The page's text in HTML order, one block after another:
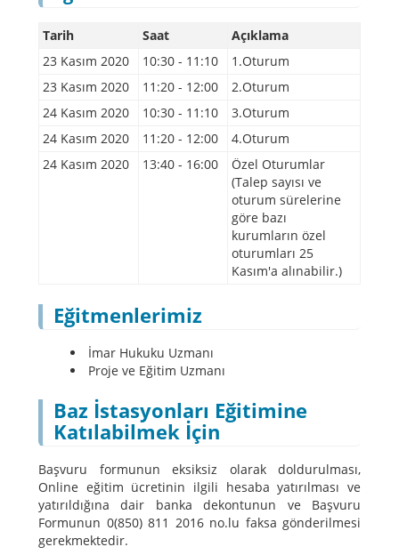
Tarih Saat
Açıklama
23 Kasım 2020
10:30 - 11:10
1.Oturum
23 Kasım 2020
11:20 - 12:00
2.Oturum
24 Kasım 2020
10:30 - 11:10
3.Oturum
24 Kasım 2020
11:20 - 12:00
4.Oturum
24 Kasım 2020
13:40 - 16:00
Özel Oturumlar
(Talep sayısı ve
oturum sürelerine
göre bazı
kurumların özel
oturumları 25
Kasım'a alınabilir.)
Eğitmenlerimiz
İmar Hukuku Uzmanı
Proje ve Eğitim Uzmanı
Baz İstasyonları Eğitimine
Katılabilmek İçin
Başvuru formunun eksiksiz olarak doldurulması,
Online eğitim ücretinin ilgili hesaba yatırılması ve
yatırıldığına dair banka dekontunun ve Başvuru
Formunun 0(850) 811 2016 no.lu faksa gönderilmesi
gerekmektedir.